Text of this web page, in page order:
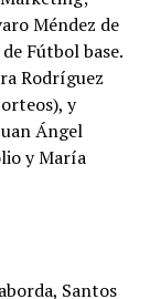
Méndez de
Fútbol base.
Rodríguez
y
Ángel
y María
Santos